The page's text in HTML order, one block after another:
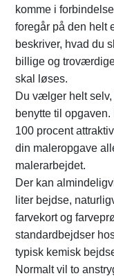
komme i
foregår på den helt
beskriver, hvad du
billige og
skal løses.
Du vælger helt
benytte til
100 procent
din maleropgave
malerarbejdet.
Der kan
liter bejdse,
farvekort og
standardbejdser
typisk kemisk
Normalt vil to